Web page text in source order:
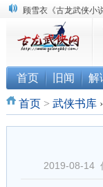
顾雪衣《古龙武侠小
“武侠书库”查缺补漏
《古龙小说原貌探究
首页 旧闻 解
首页> 武侠书库 ›
2019-08-14